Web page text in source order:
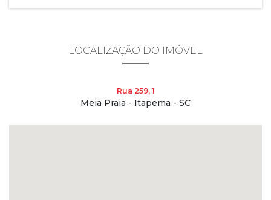
LOCALIZAÇÃO DO IMÓVEL
Rua 259, 1
Meia Praia - Itapema - SC